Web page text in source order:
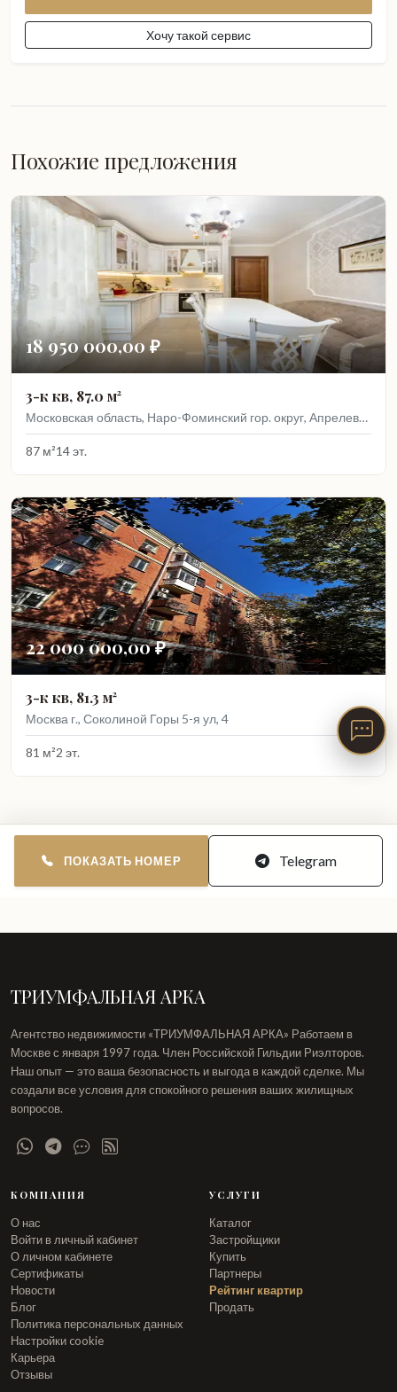
ПОКАЗАТЬ НОМЕР Telegram
Хочу такой сервис
Похожие предложения
18 950 000,00 ₽
3-к кв, 87.0 м²
Московская область, Наро-Фоминский гор. округ, Апрелевка г., Дубки ул., 17
87 м²14 эт.
22 000 000,00 ₽
3-к кв, 81.3 м²
Москва г., Соколиной Горы 5-я ул, 4
81 м²2 эт.
ТРИУМФАЛЬНАЯ АРКА
Агентство недвижимости «ТРИУМФАЛЬНАЯ АРКА» Работаем в
Москве с января 1997 года. Член Российской Гильдии Риэлторов.
Наш опыт — это ваша безопасность и выгода в каждой сделке. Мы
создали все условия для спокойного решения ваших жилищных
вопросов.
КОМПАНИЯ
О нас
Войти в личный кабинет
О личном кабинете
Сертификаты
Новости
Блог
Политика персональных данных
Настройки cookie
Карьера
Отзывы
УСЛУГИ
Каталог
Застройщики
Купить
Партнеры
Рейтинг квартир
Продать